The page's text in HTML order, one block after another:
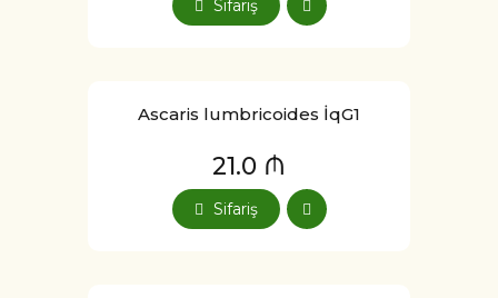
Sifariş
Ascaris lumbricoides İqG1
21.0 ₼
Sifariş